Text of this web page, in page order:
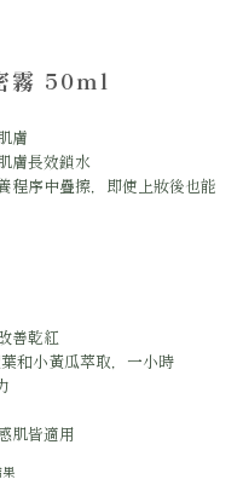
霧 50ml
膚
膚長效鎖水
程序中疊擦，即使上妝後也能
善乾紅
和小黃瓜萃取，一小時
肌皆適用